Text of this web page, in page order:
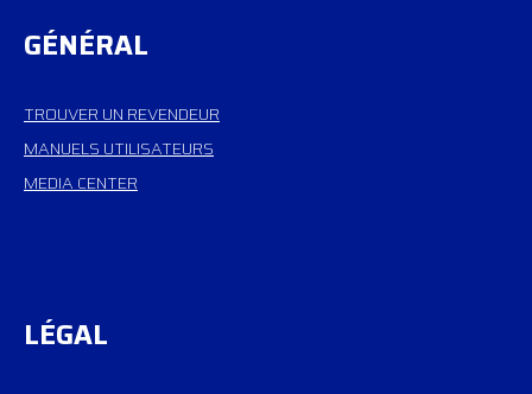
GÉNÉRAL
TROUVER UN REVENDEUR
MANUELS UTILISATEURS
MEDIA CENTER
LÉGAL